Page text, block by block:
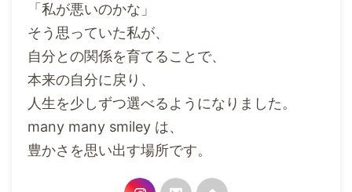
「私が悪いのかな」
そう思っていた私が、
自分との関係を育てることで、
本来の自分に戻り、
人生を少しずつ選べるようになりました。
many many smiley は、
豊かさを思い出す場所です。